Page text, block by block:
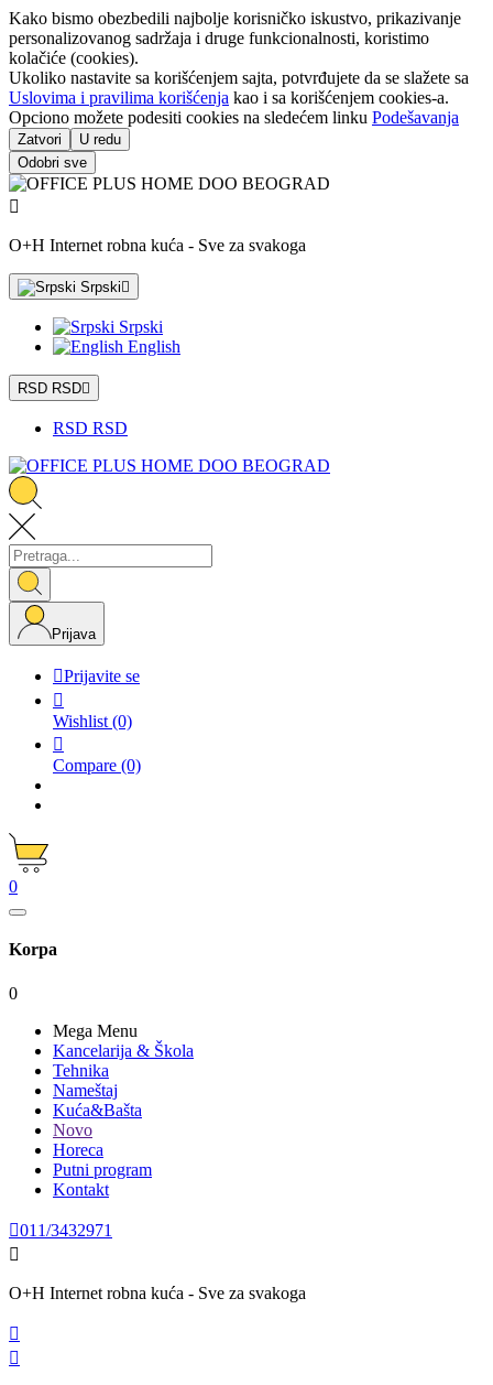
Kako bismo obezbedili najbolje korisničko iskustvo, prikazivanje
personalizovanog sadržaja i druge funkcionalnosti, koristimo
kolačiće (cookies).
Ukoliko nastavite sa korišćenjem sajta, potvrđujete da se slažete sa
Uslovima i pravilima korišćenja kao i sa korišćenjem cookies-a.
Opciono možete podesiti cookies na sledećem linku Podešavanja
Zatvori
U redu
Odobri sve

O+H Internet robna kuća - Sve za svakoga
Srpski 
Srpski
English
RSD RSD
RSD RSD
Prijava
Prijavite se

Wishlist (0)

Compare (0)
0
Korpa
0
Mega Menu
Kancelarija & Škola
Tehnika
Nameštaj
Kuća&Bašta
Novo
Horeca
Putni program
Kontakt
011/3432971

O+H Internet robna kuća - Sve za svakoga

